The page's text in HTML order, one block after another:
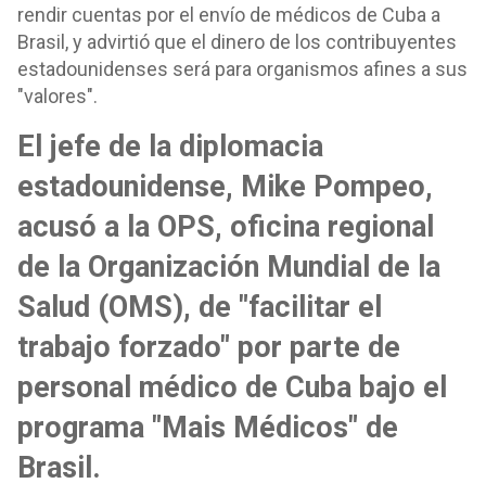
rendir cuentas por el envío de médicos de Cuba a
Brasil, y advirtió que el dinero de los contribuyentes
estadounidenses será para organismos afines a sus
"valores".
El jefe de la diplomacia
estadounidense, Mike Pompeo,
acusó a la OPS, oficina regional
de la Organización Mundial de la
Salud (OMS), de "facilitar el
trabajo forzado" por parte de
personal médico de Cuba bajo el
programa "Mais Médicos" de
Brasil.